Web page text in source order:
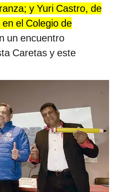
y Yuri Castro, de
el Colegio de
un encuentro
Caretas y este